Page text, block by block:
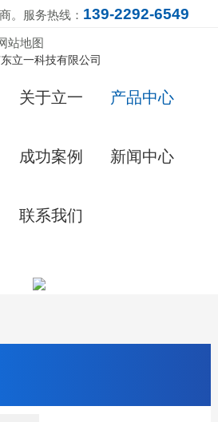
。服务热线： 139-2292-6549
站地图
关于立一 产品中心
成功案例 新闻中心
联系我们